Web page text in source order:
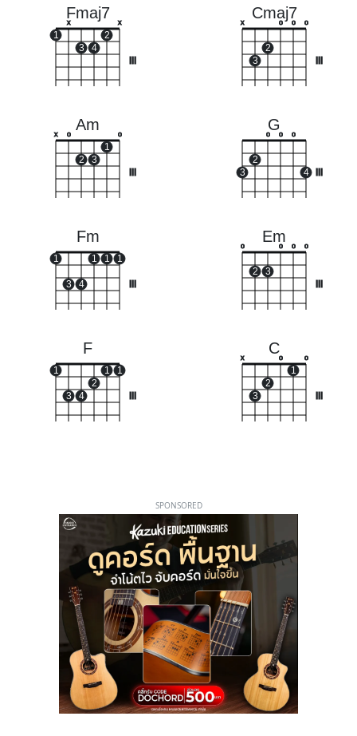
Fmaj7
1
x
3 4
2
x
Cmaj7
x
3
2
o o o
Am
x o
2 3
1
o
G
3
2
o o o
4
Fm
1
3 4
1 1 1
Em
o
2 3
o o o
F
1
3 4
2
1 1
C
x
3
2
o
1
o
SPONSORED